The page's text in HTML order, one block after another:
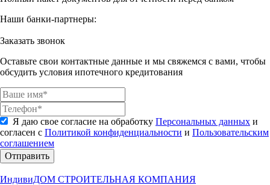
Наши банки-партнеры:
Заказать звонок
Оставьте свои контактные данные и мы свяжемся с вами, чтобы
обсудить условия ипотечного кредитования
Я даю свое согласие на обработку Персональных данных и
согласен с Политикой конфиденциальности и Пользовательским
соглашением
Отправить
ИндивиДОМ СТРОИТЕЛЬНАЯ КОМПАНИЯ